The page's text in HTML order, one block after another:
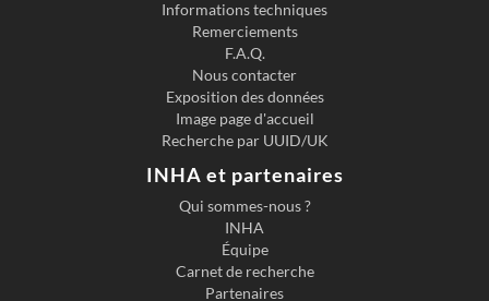
Informations techniques
Remerciements
F.A.Q.
Nous contacter
Exposition des données
Image page d'accueil
Recherche par UUID/UK
INHA et partenaires
Qui sommes-nous ?
INHA
Équipe
Carnet de recherche
Partenaires